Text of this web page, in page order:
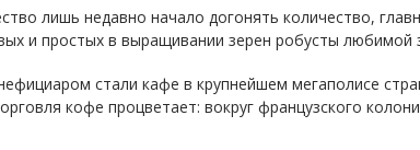
лишь недавно начало догонять количество,
и простых в выращивании зерен робусты любимой
стали кафе в крупнейшем мегаполисе
кофе процветает: вокруг французского